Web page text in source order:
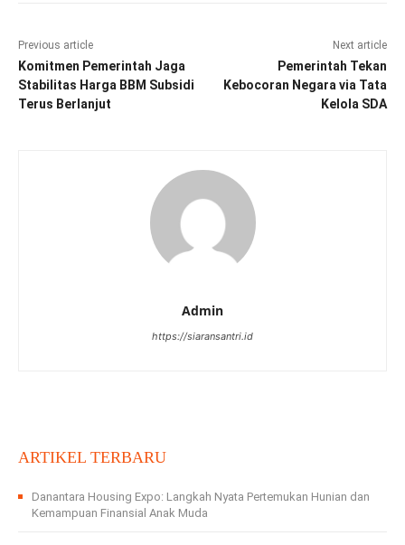
Previous article
Komitmen Pemerintah Jaga
Stabilitas Harga BBM Subsidi
Terus Berlanjut
Next article
Pemerintah Tekan
Kebocoran Negara via Tata
Kelola SDA
Admin
https://siaransantri.id
ARTIKEL TERBARU
Danantara Housing Expo: Langkah Nyata Pertemukan Hunian dan
Kemampuan Finansial Anak Muda